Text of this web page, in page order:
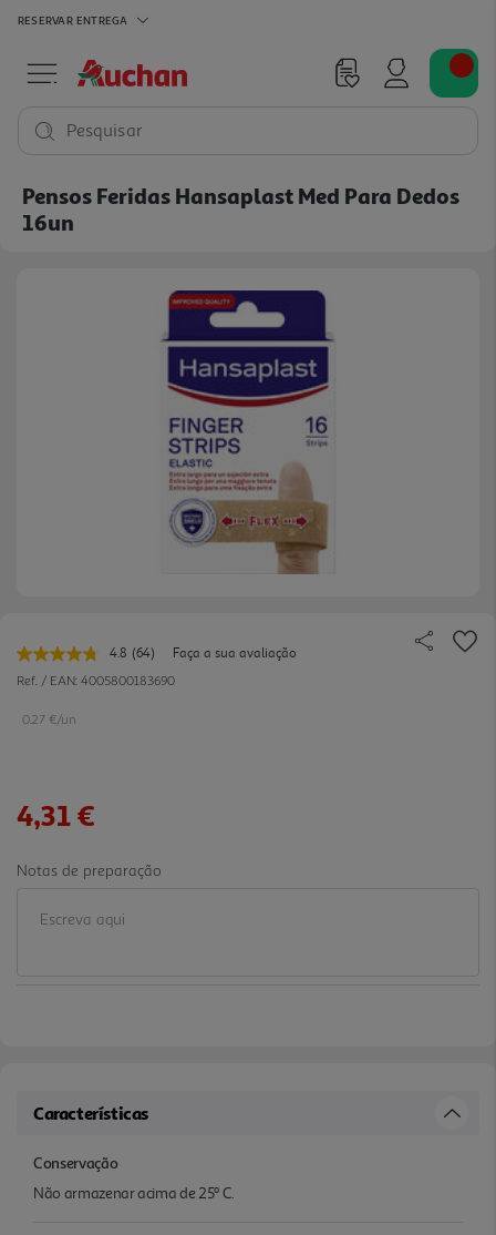
RESERVAR ENTREGA
Pesquisar
Pensos Feridas Hansaplast Med Para Dedos
16un
4.8 Leu
64
(64)
Faça a sua avaliação
Ref. / EAN: 4005800183690
0.27 €/un
4,31 €
Notas de preparação
Características
Conservação
Não armazenar acima de 25º C.